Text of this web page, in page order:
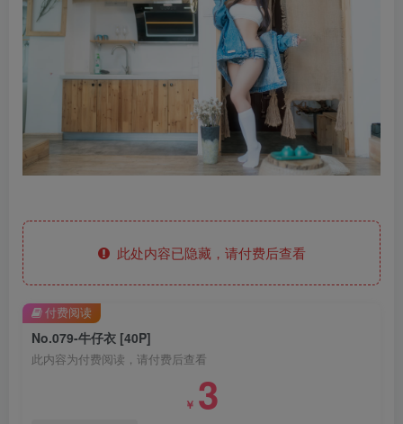
此处内容已隐藏，请付费后查看
No.079-牛仔衣 [40P]
此内容为付费阅读，请付费后查看
￥ 3
付费阅读